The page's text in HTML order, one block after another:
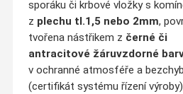
sporáku či krbové vložky s
z plechu tl.1,5 nebo 2mm,
tvořena nástřikem z černé či
antracitové žáruvzdorné
v ochranné atmosféře a
(certifikát systému řízení